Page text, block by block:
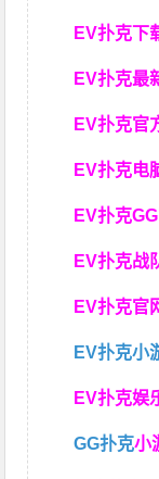
EV扑克下
EV扑克最
EV扑克官
EV扑克电
EV扑克
EV扑克战
EV扑克官
EV扑克小
EV扑克娱
GG扑克小